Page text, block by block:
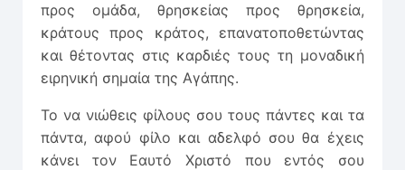
προς ομάδα, θρησκείας προς θρησκεία,
κράτους προς κράτος, επανατοποθετώντας
και θέτοντας στις καρδιές τους τη μοναδική
ειρηνική σημαία της Αγάπης.
Το να νιώθεις φίλους σου τους πάντες και τα
πάντα, αφού φίλο και αδελφό σου θα έχεις
κάνει τον Εαυτό Χριστό που εντός σου